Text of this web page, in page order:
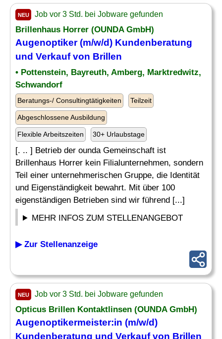
NEU Job vor 3 Std. bei Jobware gefunden
Brillenhaus Horrer (OUNDA GmbH)
Augenoptiker (m/w/d) Kundenberatung
und Verkauf von Brillen
• Pottenstein, Bayreuth, Amberg, Marktredwitz,
Schwandorf
Beratungs-/ Consultingtätigkeiten Teilzeit
Abgeschlossene Ausbildung
Flexible Arbeitszeiten 30+ Urlaubstage
[. .. ] Betrieb der ounda Gemeinschaft ist
Brillenhaus Horrer kein Filialunternehmen, sondern
Teil einer unternehmerischen Gruppe, die Identität
und Eigenständigkeit bewahrt. Mit über 100
eigenständigen Betrieben sind wir führend [...]
MEHR INFOS ZUM STELLENANGEBOT
▶ Zur Stellenanzeige
NEU Job vor 3 Std. bei Jobware gefunden
Opticus Brillen Kontaktlinsen (OUNDA GmbH)
Augenoptikermeister:in (m/w/d)
Kundenberatung und Verkauf von Brillen